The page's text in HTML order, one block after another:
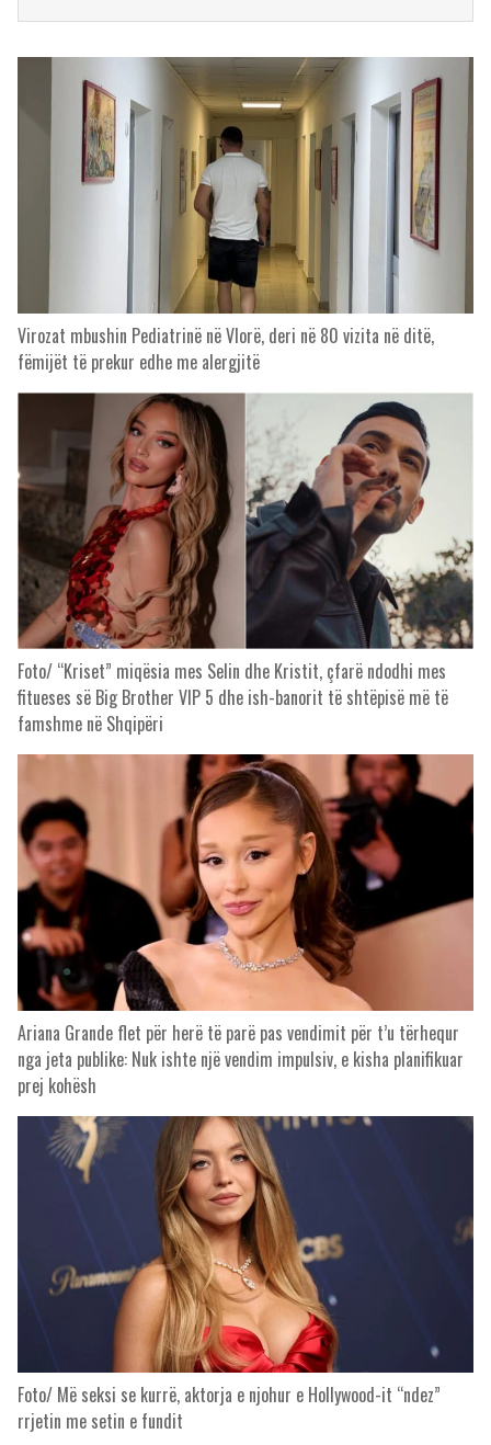
Virozat mbushin Pediatrinë në Vlorë, deri në 80 vizita në ditë,
fëmijët të prekur edhe me alergjitë
Foto/ “Kriset” miqësia mes Selin dhe Kristit, çfarë ndodhi mes
fitueses së Big Brother VIP 5 dhe ish-banorit të shtëpisë më të
famshme në Shqipëri
Ariana Grande flet për herë të parë pas vendimit për t’u tërhequr
nga jeta publike: Nuk ishte një vendim impulsiv, e kisha planifikuar
prej kohësh
Foto/ Më seksi se kurrë, aktorja e njohur e Hollywood-it “ndez”
rrjetin me setin e fundit